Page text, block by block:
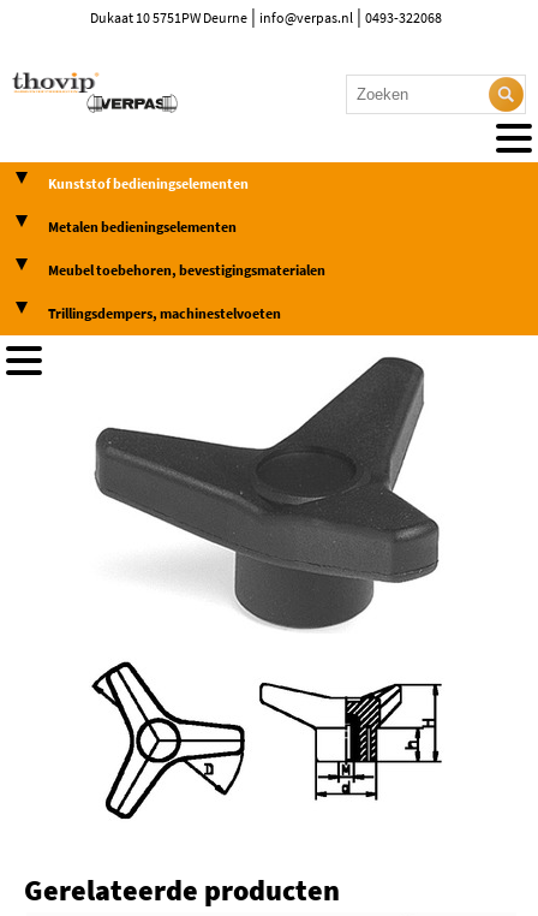
Dukaat 10 5751PW Deurne| info@verpas.nl| 0493-322068
Kunststof bedieningselementen
Metalen bedieningselementen
Meubel toebehoren, bevestigingsmaterialen
Trillingsdempers, machinestelvoeten
Gerelateerde producten